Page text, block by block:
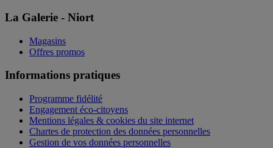
La Galerie - Niort
Magasins
Offres promos
Informations pratiques
Programme fidélité
Engagement éco-citoyens
Mentions légales & cookies du site internet
Chartes de protection des données personnelles
Gestion de vos données personnelles